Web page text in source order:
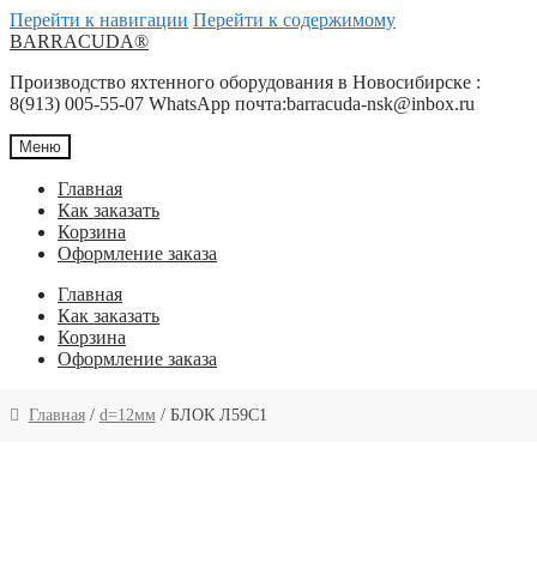
Перейти к навигации Перейти к содержимому
BARRACUDA®
Производство яхтенного оборудования в Новосибирске :
8(913) 005-55-07 WhatsApp почта:barracuda-nsk@inbox.ru
Меню
Главная
Как заказать
Корзина
Оформление заказа
Главная
Как заказать
Корзина
Оформление заказа
Главная/ d=12мм/ БЛОК Л59С1